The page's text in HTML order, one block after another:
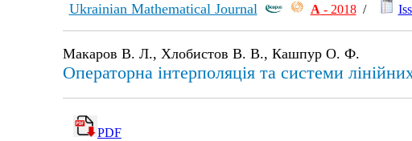
Ukrainian Mathematical Journal А - 2018/
Макаров В. Л., Хлобистов В. В., Кашпур О. Ф.
Операторна інтерполяція та системи
PDF